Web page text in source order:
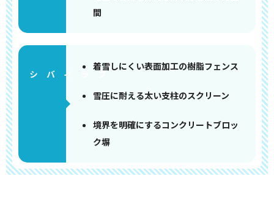
間
着雪しにくい表面加工の樹脂フェンス
雪圧に耐える太い支柱のスクリーン
境界を明確にするコンクリートブロッ
ク塀